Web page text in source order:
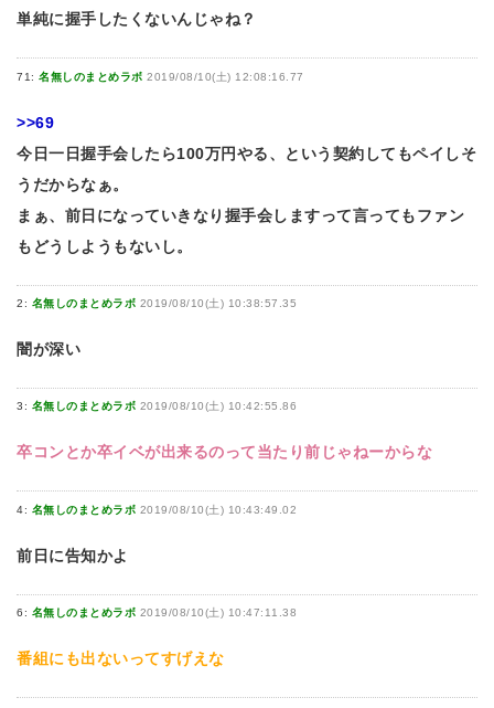
単純に握手したくないんじゃね？
71: 名無しのまとめラボ 2019/08/10(土) 12:08:16.77
>>69
今日一日握手会したら100万円やる、という契約してもペイしそ
うだからなぁ。
まぁ、前日になっていきなり握手会しますって言ってもファン
もどうしようもないし。
2: 名無しのまとめラボ 2019/08/10(土) 10:38:57.35
闇が深い
3: 名無しのまとめラボ 2019/08/10(土) 10:42:55.86
卒コンとか卒イベが出来るのって当たり前じゃねーからな
4: 名無しのまとめラボ 2019/08/10(土) 10:43:49.02
前日に告知かよ
6: 名無しのまとめラボ 2019/08/10(土) 10:47:11.38
番組にも出ないってすげえな